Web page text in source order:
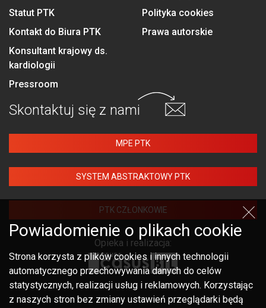
Statut PTK
Kontakt do Biura PTK
Konsultant krajowy ds.
kardiologii
Pressroom
Polityka cookies
Prawa autorskie
Skontaktuj się z nami
MPE PTK
SYSTEM ABSTRAKTOWY PTK
PTK CZŁONKOWIE
Opieka i realizacja:
Powiadomienie o plikach cookie
Strona korzysta z plików cookies i innych technologii
automatycznego przechowywania danych do celów
statystycznych, realizacji usług i reklamowych. Korzystając
z naszych stron bez zmiany ustawień przeglądarki będą